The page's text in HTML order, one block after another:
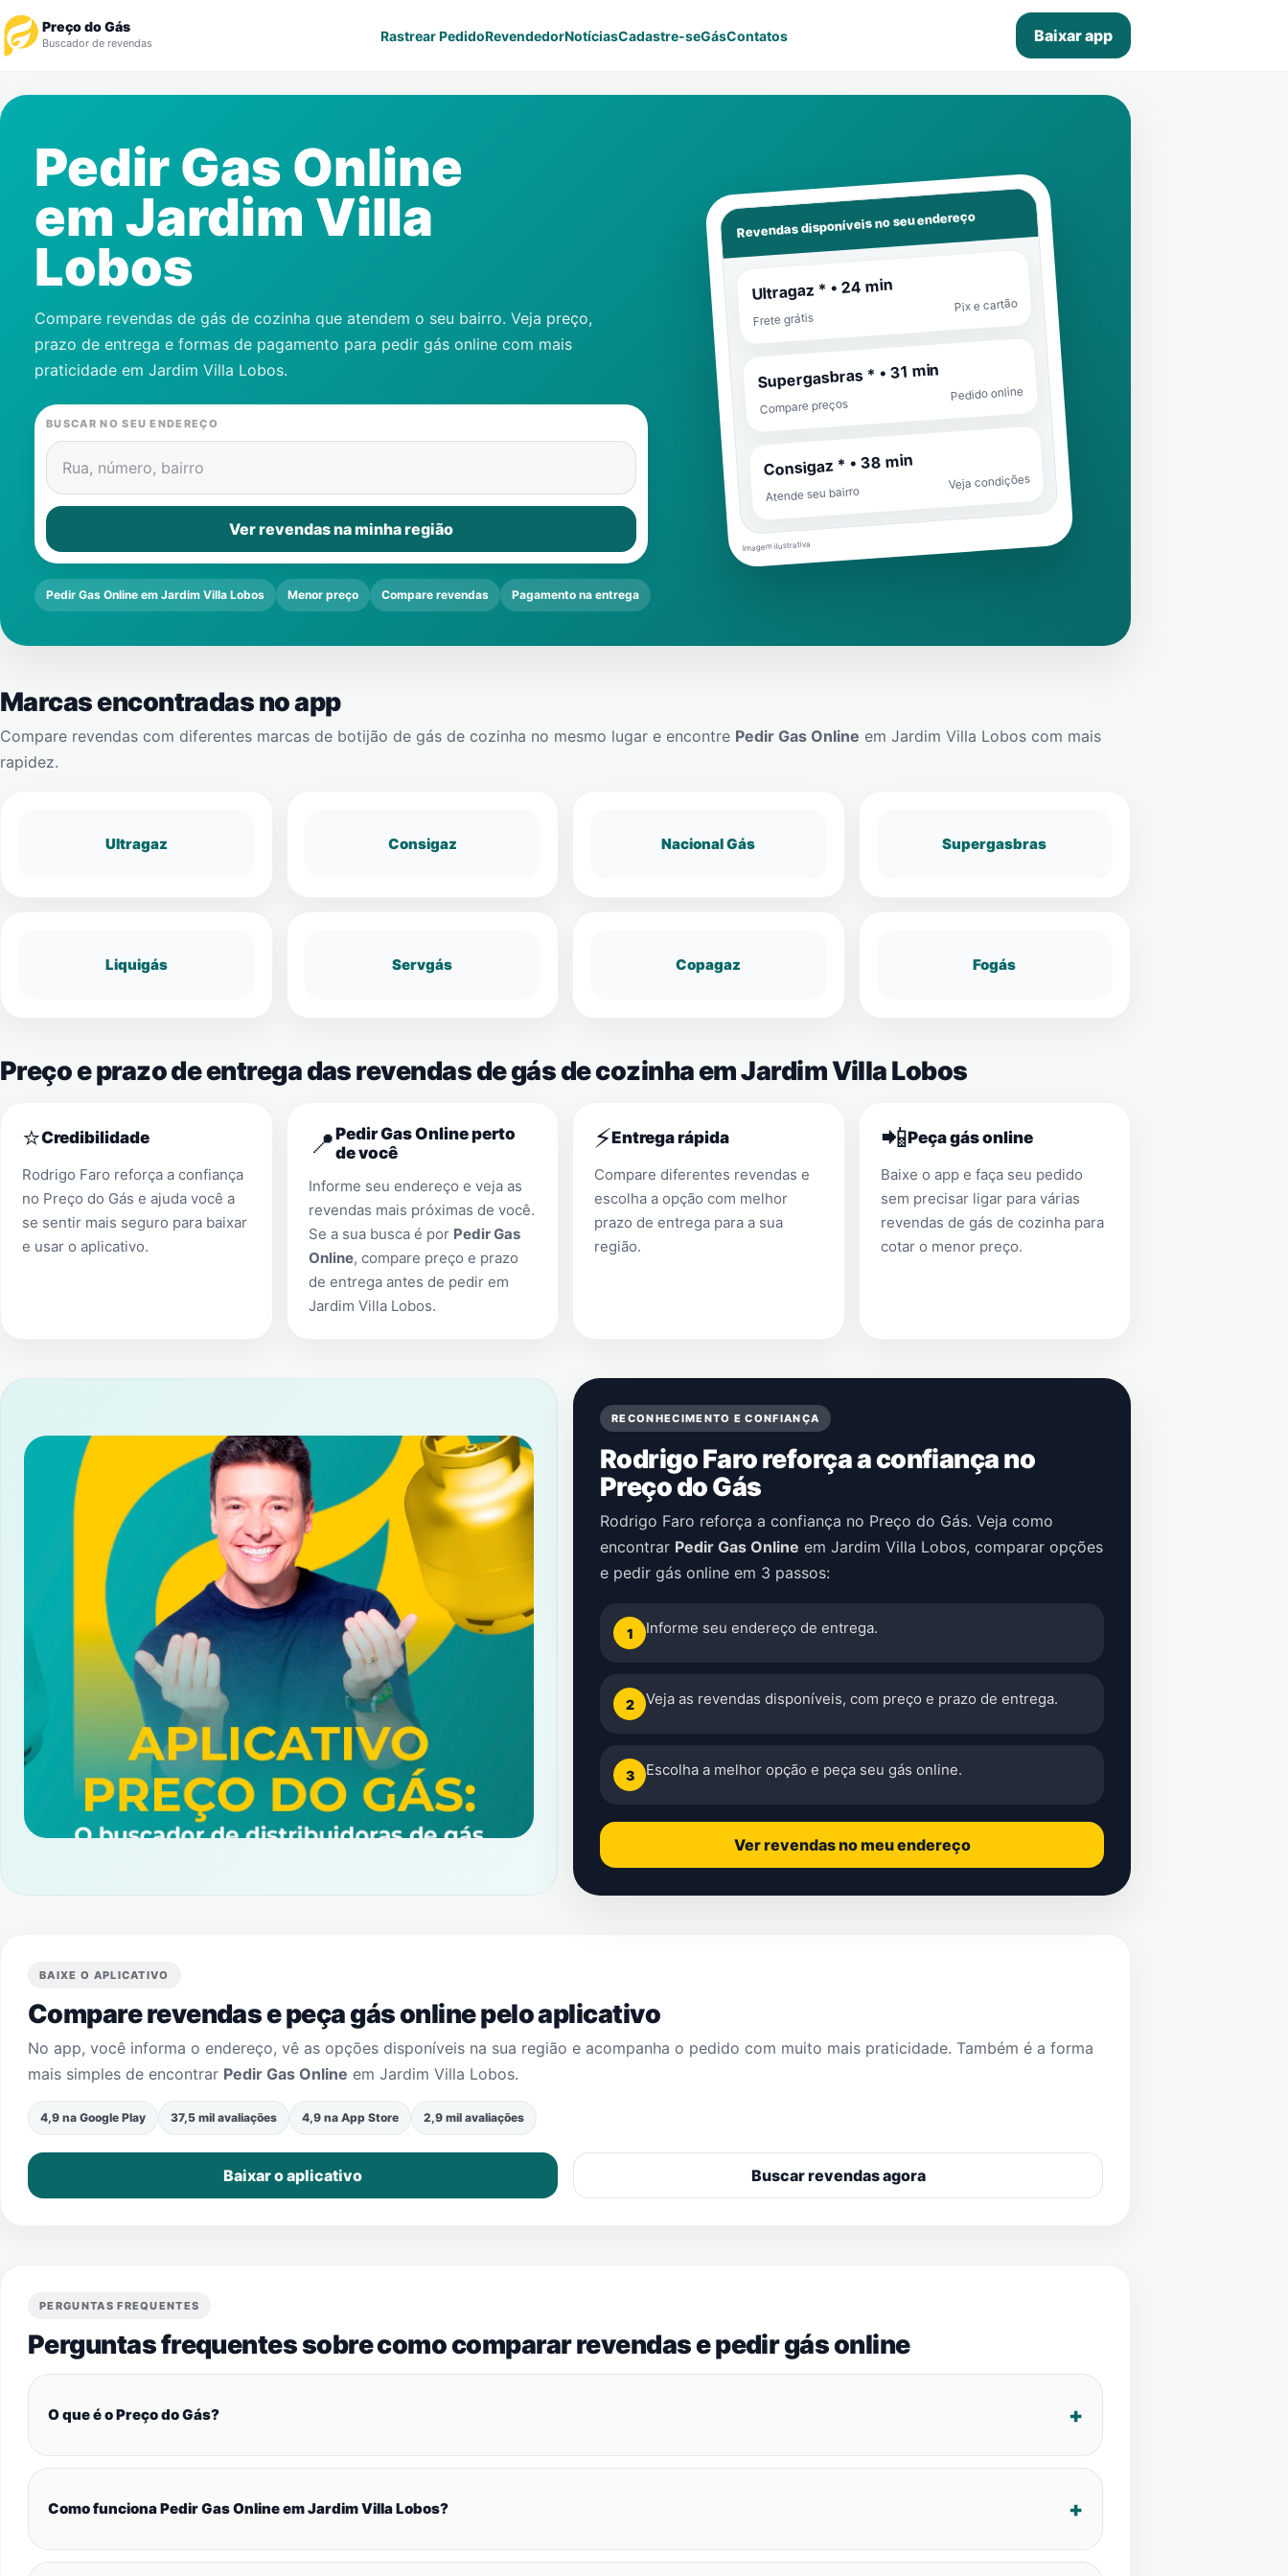
Preço do Gás
Buscador de revendas Rastrear PedidoRevendedorNotíciasCadastre-seGásContatos Baixar app
Revendedor
Notícias
Cadastre-se
Contatos
Pedir Gas Online
em Jardim Villa
Lobos
Compare revendas de gás de cozinha que atendem o seu bairro. Veja preço,
prazo de entrega e formas de pagamento para pedir gás online com mais
praticidade em Jardim Villa Lobos.
BUSCAR NO SEU ENDEREÇO
Rua, número, bairro
Ver revendas na minha região
Pedir Gas Online em Jardim Villa Lobos Menor preço Compare revendas Pagamento na entrega
Revendas disponíveis no seu endereço
Ultragaz * • 24 min
Frete grátis
Pix e cartão
Supergasbras * • 31 min
Compare preços
Pedido online
Consigaz * • 38 min
Atende seu bairro
Veja condições
Imagem ilustrativa
Marcas encontradas no app
Compare revendas com diferentes marcas de botijão de gás de cozinha no mesmo lugar e encontre Pedir Gas Online em Jardim Villa Lobos com mais
rapidez.
Ultragaz Consigaz Nacional Gás Supergasbras
Liquigás Servgás Copagaz Fogás
Preço e prazo de entrega das revendas de gás de cozinha em Jardim Villa Lobos
⭐Credibilidade
Rodrigo Faro reforça a confiança
no Preço do Gás e ajuda você a
se sentir mais seguro para baixar
e usar o aplicativo.
📍Pedir Gas Online perto
de você
Informe seu endereço e veja as
revendas mais próximas de você.
Se a sua busca é por Pedir Gas
Online, compare preço e prazo
de entrega antes de pedir em
Jardim Villa Lobos.
⚡Entrega rápida
Compare diferentes revendas e
escolha a opção com melhor
prazo de entrega para a sua
região.
📲Peça gás online
Baixe o app e faça seu pedido
sem precisar ligar para várias
revendas de gás de cozinha para
cotar o menor preço.
RECONHECIMENTO E CONFIANÇA
Rodrigo Faro reforça a confiança no
Preço do Gás
Rodrigo Faro reforça a confiança no Preço do Gás. Veja como
encontrar Pedir Gas Online em Jardim Villa Lobos, comparar opções
e pedir gás online em 3 passos:
1 Informe seu endereço de entrega.
2 Veja as revendas disponíveis, com preço e prazo de entrega.
3 Escolha a melhor opção e peça seu gás online.
Ver revendas no meu endereço
BAIXE O APLICATIVO
Compare revendas e peça gás online pelo aplicativo
No app, você informa o endereço, vê as opções disponíveis na sua região e acompanha o pedido com muito mais praticidade. Também é a forma
mais simples de encontrar Pedir Gas Online em Jardim Villa Lobos.
4,9 na Google Play 37,5 mil avaliações 4,9 na App Store 2,9 mil avaliações
Baixar o aplicativo Buscar revendas agora
PERGUNTAS FREQUENTES
Perguntas frequentes sobre como comparar revendas e pedir gás online
O que é o Preço do Gás?
Como funciona Pedir Gas Online em Jardim Villa Lobos?